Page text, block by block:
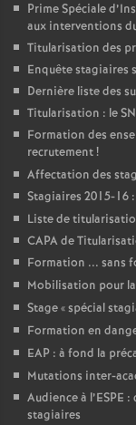
Prime Spéciale
aux interventions
Titularisation des
Enquête stagiaires
Dernière liste des
Titularisation : le
Formation des
recrutement!
Affectation des
Stagiaires 2015-16
Liste de
CAPAde
Formation ... sans
Mobilisation pour
Stage «spécial
Formation en
EAP : à fond la
Mutations inter-
Audience à l’ESPE :
stagiaires